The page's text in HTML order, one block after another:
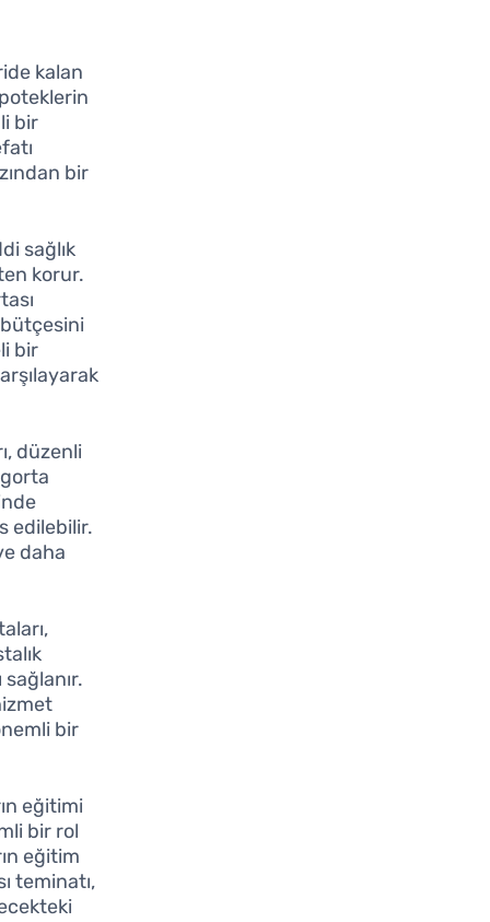
kalan
bir
bir
sağlık
korur.
bir
düzenli
edilebilir.
daha
bir
eğitimi
bir rol
eğitim
teminatı,